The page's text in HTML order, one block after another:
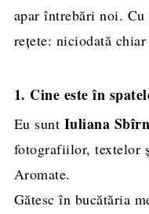
apar întrebări noi.
rețete: niciodată
1. Cine este în
Eu sunt Iuliana
fotografiilor, textelor
Aromate.
Gătesc în bucătăria